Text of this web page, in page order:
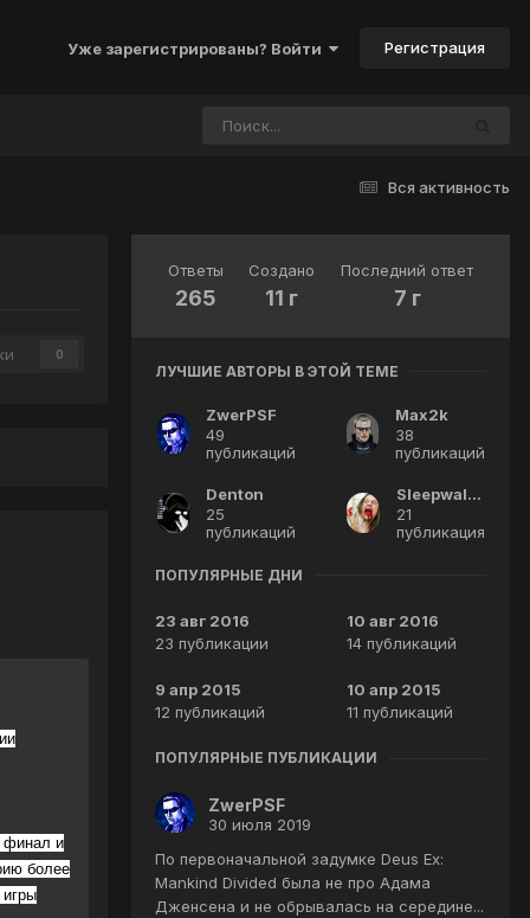
Уже зарегистрированы? Войти Регистрация
Вся активность
0
финал и
более
Ответы
265
Создано
11 г
Последний ответ
7 г
ЛУЧШИЕ АВТОРЫ В ЭТОЙ ТЕМЕ
ZwerPSF
49
публикаций
Max2k
38
публикаций
Denton
25
публикаций
Sleepwalker
21
публикация
ПОПУЛЯРНЫЕ ДНИ
23 авг 2016
23 публикации
10 авг 2016
14 публикаций
9 апр 2015
12 публикаций
10 апр 2015
11 публикаций
ПОПУЛЯРНЫЕ ПУБЛИКАЦИИ
ZwerPSF
30 июля 2019
По первоначальной задумке Deus Ex:
Mankind Divided была не про Адама
Дженсена и не обрывалась на середине...